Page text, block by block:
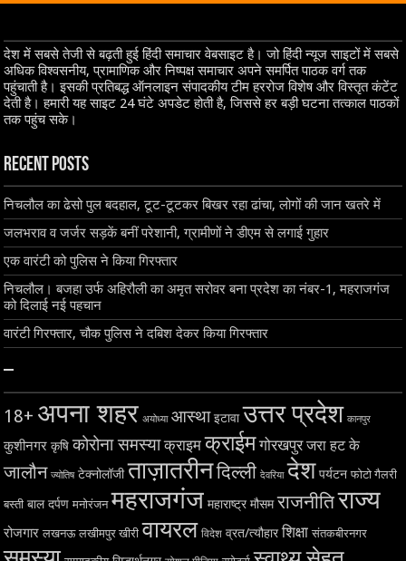
देश में सबसे तेजी से बढ़ती हुई हिंदी समाचार वेबसाइट है। जो हिंदी न्यूज साइटों में सबसे
अधिक विश्वसनीय, प्रामाणिक और निष्पक्ष समाचार अपने समर्पित पाठक वर्ग तक
पहुंचाती है। इसकी प्रतिबद्ध ऑनलाइन संपादकीय टीम हररोज विशेष और विस्तृत कंटेंट
देती है। हमारी यह साइट 24 घंटे अपडेट होती है, जिससे हर बड़ी घटना तत्काल पाठकों
तक पहुंच सके।
Recent Posts
निचलौल का ढेसो पुल बदहाल, टूट-टूटकर बिखर रहा ढांचा, लोगों की जान खतरे में
जलभराव व जर्जर सड़कें बनीं परेशानी, ग्रामीणों ने डीएम से लगाई गुहार
एक वारंटी को पुलिस ने किया गिरफ्तार
निचलौल। बजहा उर्फ अहिरौली का अमृत सरोवर बना प्रदेश का नंबर-1, महराजगंज
को दिलाई नई पहचान
वारंटी गिरफ्तार, चौक पुलिस ने दबिश देकर किया गिरफ्तार
–
18+ अपना शहर अयोध्या आस्था इटावा उत्तर प्रदेश कानपुर
कुशीनगर कृषि कोरोना समस्या क्राइम क्राईम गोरखपुर जरा हट के
जालौन ज्योतिष टेक्नोलॉजी ताज़ातरीनदिल्ली देवरिया देश पर्यटन फोटो गैलरी
बस्ती बाल दर्पण मनोरंजन महराजगंज महाराष्ट्र मौसम राजनीतिराज्य
रोजगार लखनऊ लखीमपुर खीरी वायरल विदेश व्रत/त्यौहार शिक्षा संतकबीरनगर